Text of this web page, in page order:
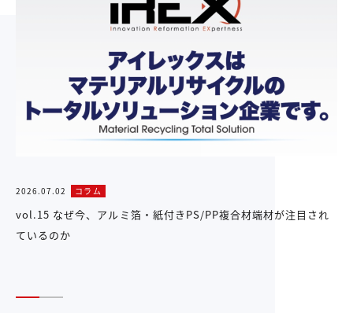
2026.07.02 コラム
vol.15 なぜ今、アルミ箔・紙付きPS/PP複合材端材が注目され
ているのか